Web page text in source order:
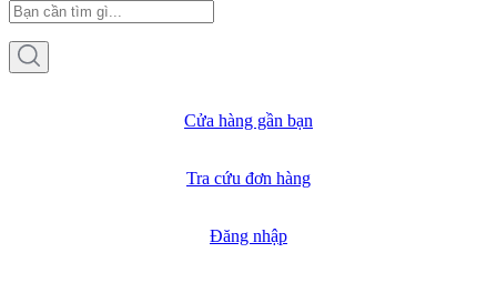
Cửa hàng gần bạn
Tra cứu đơn hàng
Đăng nhập